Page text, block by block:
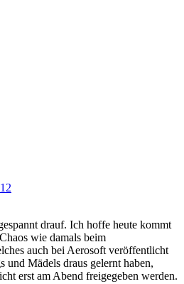
drauf. Ich hoffe heute kommt
wie damals beim
auch bei Aerosoft veröffentlicht
und Mädels draus gelernt haben,
erst am Abend freigegeben werden.